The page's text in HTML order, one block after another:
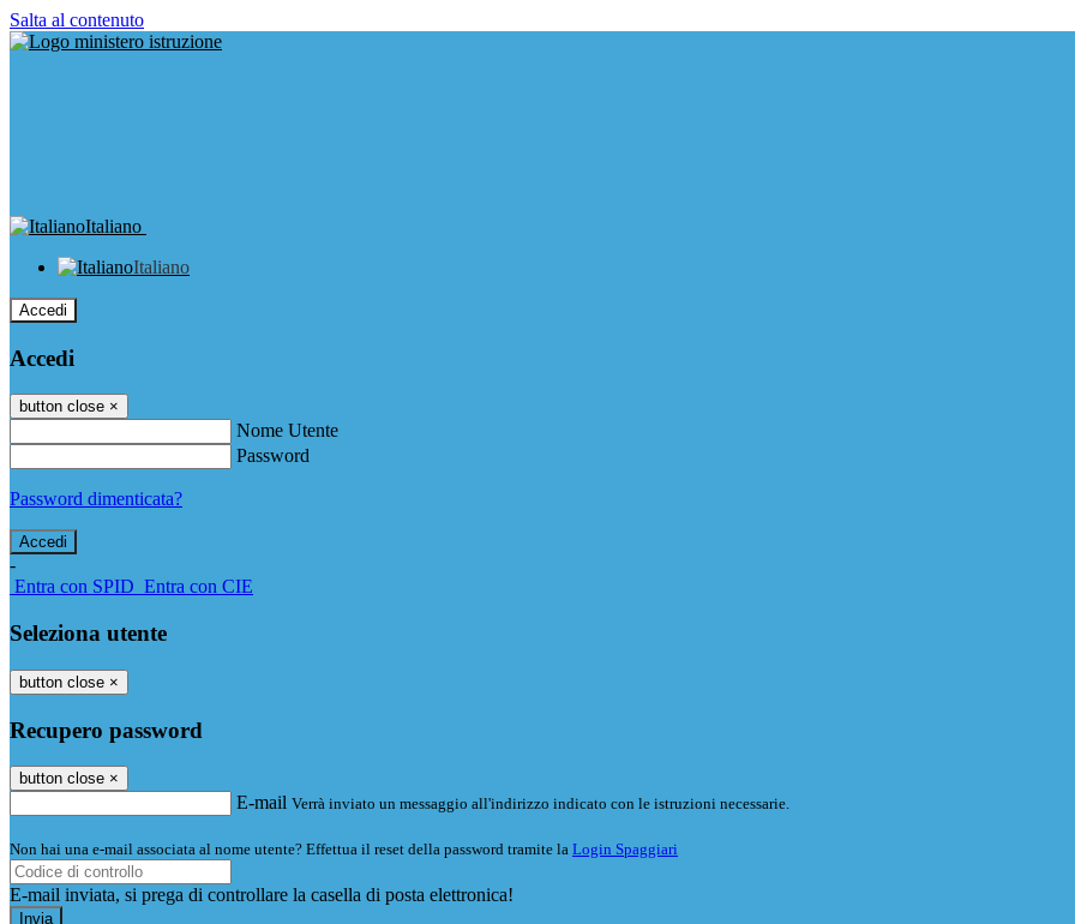
Salta al contenuto
Italiano
Italiano
Accedi
Accedi
button close ×
Nome Utente
Password
Password dimenticata?
-
Entra con SPID Entra con CIE
Seleziona utente
button close ×
Recupero password
button close ×
E-mail Verrà inviato un messaggio all'indirizzo indicato con le istruzioni necessarie.
Non hai una e-mail associata al nome utente? Effettua il reset della password tramite la Login Spaggiari
E-mail inviata, si prega di controllare la casella di posta elettronica!